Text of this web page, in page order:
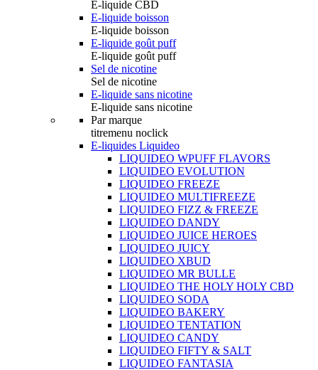
E-liquide CBD
E-liquide boisson
E-liquide boisson
E-liquide goût puff
E-liquide goût puff
Sel de nicotine
Sel de nicotine
E-liquide sans nicotine
E-liquide sans nicotine
Par marque
titremenu noclick
E-liquides Liquideo
LIQUIDEO WPUFF FLAVORS
LIQUIDEO EVOLUTION
LIQUIDEO FREEZE
LIQUIDEO MULTIFREEZE
LIQUIDEO FIZZ & FREEZE
LIQUIDEO DANDY
LIQUIDEO JUICE HEROES
LIQUIDEO JUICY
LIQUIDEO XBUD
LIQUIDEO MR BULLE
LIQUIDEO THE HOLY HOLY CBD
LIQUIDEO SODA
LIQUIDEO BAKERY
LIQUIDEO TENTATION
LIQUIDEO CANDY
LIQUIDEO FIFTY & SALT
LIQUIDEO FANTASIA